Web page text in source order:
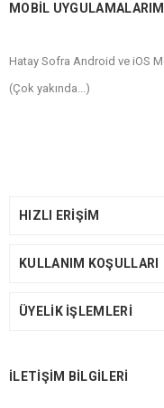
MOBİL
Hatay Sofra Android ve iOS
(Çok yakında...)
HIZLI ERİŞİM
KULLANIM KOŞULLARI
ÜYELİK İŞLEMLERİ
İLETİŞİM BİLGİLERİ